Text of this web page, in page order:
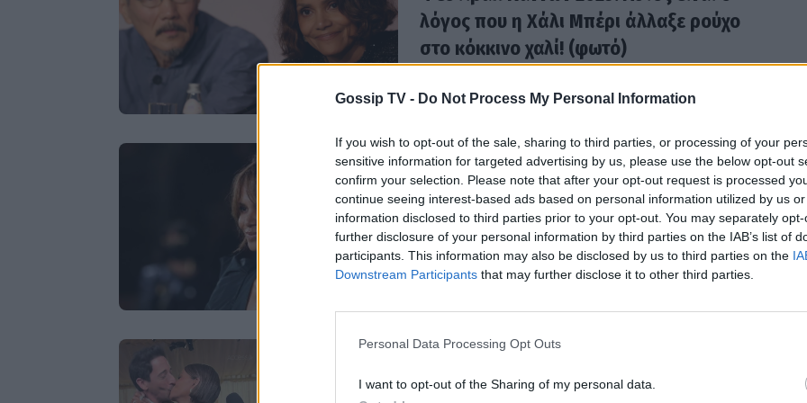
Gossip TV - Do Not Process My Personal Information
If you wish to opt-out of the sale, sharing to third parties, or processing of your
sensitive information for targeted advertising by us, please use the below opt-out
confirm your selection. Please note that after your opt-out request is processed
continue seeing interest-based ads based on personal information utilized by us
information disclosed to third parties prior to your opt-out. You may separately
further disclosure of your personal information by third parties on the IAB’s list of
participants. This information may also be disclosed by us to third parties on the
Downstream Participants that may further disclose it to other third parties.
Personal Data Processing Opt Outs
I want to opt-out of the Sharing of my personal data.
λόγος που η Χάλι Μπέρι άλλαξε ρούχο
στο κόκκινο χαλί! (φωτό)
HOLLYWOOD
Φεστιβάλ Καννών 2025: Χάλι Μπέρι και
Τζέρεμι Στρονγκ ανάμεσα στα μέλη της
κριτικής επιτροπής
05:32 @03-05-2025
Oops! They did it again! Άντριεν Μπρόντι